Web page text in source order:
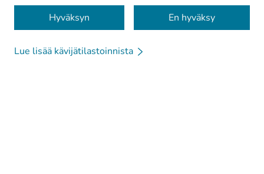
Hyväksyn En hyväksy
Lue lisää kävijätilastoinnista
Evästeet